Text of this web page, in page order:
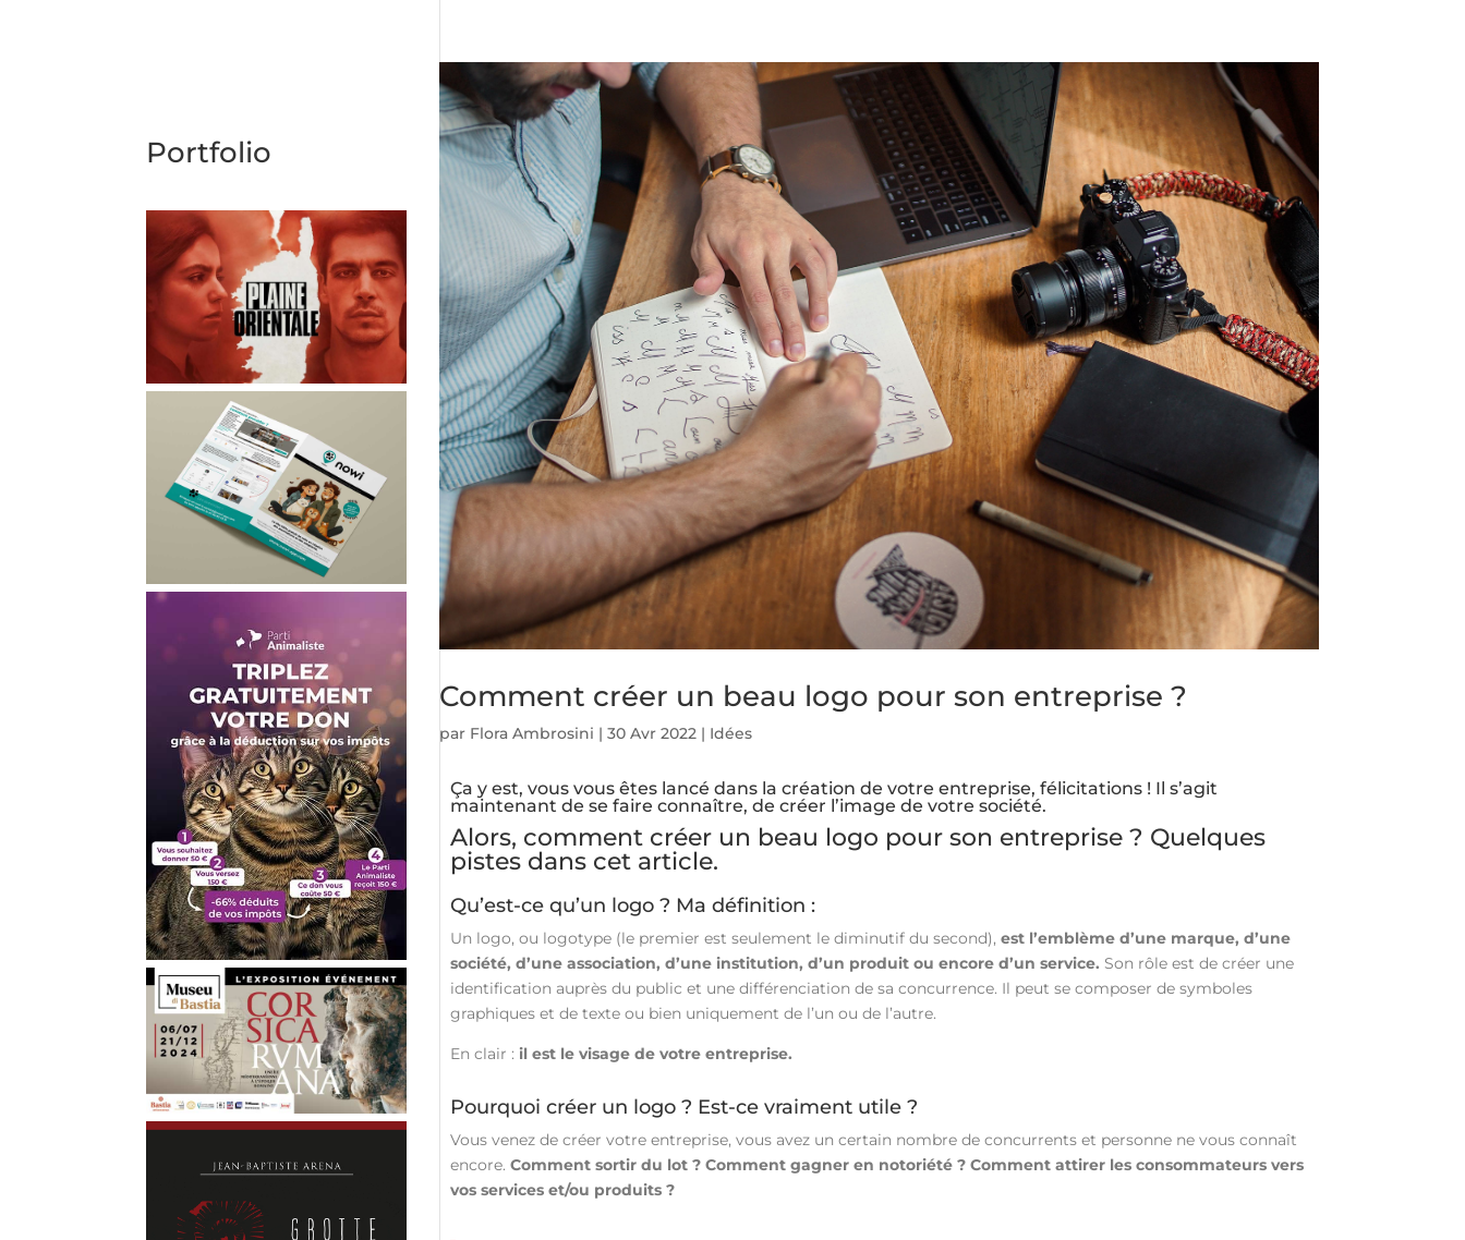
Comment créer un beau logo pour son entreprise ?
par Flora Ambrosini |30 Avr 2022 | Idées
Ça y est, vous vous êtes lancé dans la création de votre entreprise, félicitations ! Il s’agit
maintenant de se faire connaître, de créer l’image de votre société.
Alors, comment créer un beau logo pour son entreprise ? Quelques
pistes dans cet article.
Qu’est-ce qu’un logo ? Ma définition :
Un logo, ou logotype (le premier est seulement le diminutif du second),est l’emblème d’une marque, d’une
société, d’une association, d’une institution, d’un produit ou encore d’un service. Son rôle est de créer une
identification auprès du public et une différenciation de sa concurrence. Il peut se composer de symboles
graphiques et de texte ou bien uniquement de l’un ou de l’autre.
En clair : il est le visage de votre entreprise.
Pourquoi créer un logo ? Est-ce vraiment utile ?
Vous venez de créer votre entreprise, vous avez un certain nombre de concurrents et personne ne vous connaît
encore.Comment sortir du lot ? Comment gagner en notoriété ? Comment attirer les consommateurs vers
vos services et/ou produits ?
Portfolio